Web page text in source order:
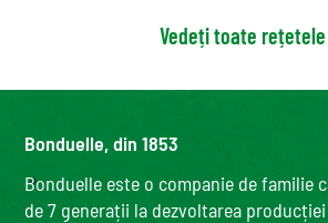
Vedeți toate
Bonduelle, din 1853
Bonduelle este o companie de familie
de 7 generații la dezvoltarea